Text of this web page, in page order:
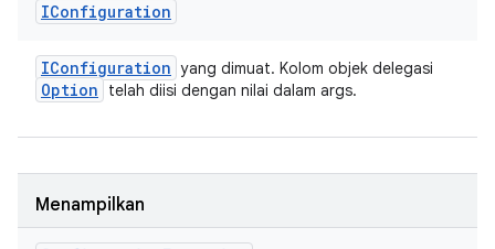
IConfiguration
IConfiguration yang dimuat. Kolom objek delegasi
Option telah diisi dengan nilai dalam args.
Menampilkan